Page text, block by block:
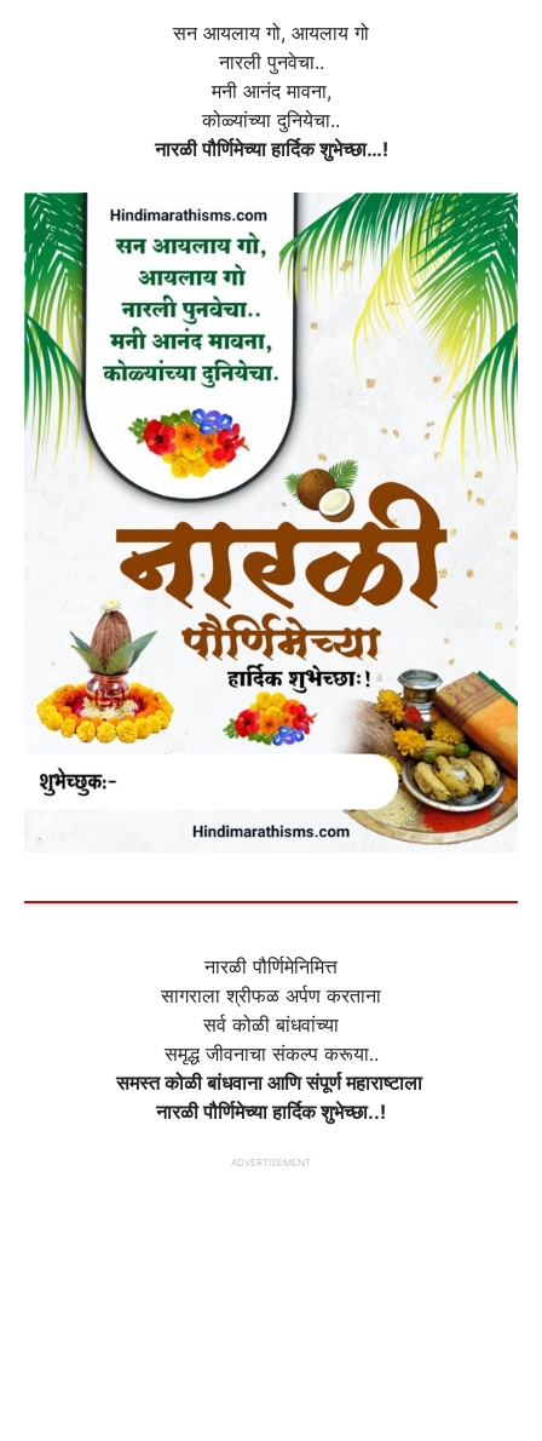
सन आयलाय गो, आयलाय गो
नारली पुनवेचा..
मनी आनंद मावना,
कोळ्यांच्या दुनियेचा..
नारळी पौर्णिमेच्या हार्दिक शुभेच्छा…!
नारळी पौर्णिमेनिमित्त
सागराला श्रीफळ अर्पण करताना
सर्व कोळी बांधवांच्या
समृद्ध जीवनाचा संकल्प करूया..
समस्त कोळी बांधवाना आणि संपूर्ण महाराष्टाला
नारळी पौर्णिमेच्या हार्दिक शुभेच्छा..!
ADVERTISEMENT